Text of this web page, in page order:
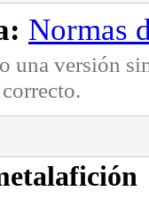
Normas
una versión